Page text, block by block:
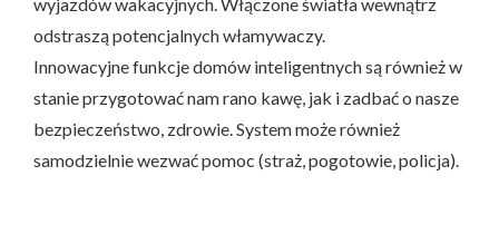
odstraszą potencjalnych włamywaczy.
Innowacyjne funkcje domów inteligentnych są również w
stanie przygotować nam rano kawę, jak i zadbać o nasze
bezpieczeństwo, zdrowie. System może również
samodzielnie wezwać pomoc (straż, pogotowie, policja).